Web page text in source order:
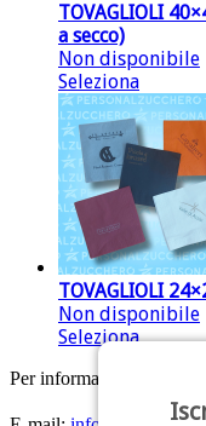
TOVAGLIOLI
a secco)
Non disponibile
Seleziona
TOVAGLIOLI
Non disponibile
Seleziona
Per informazioni: